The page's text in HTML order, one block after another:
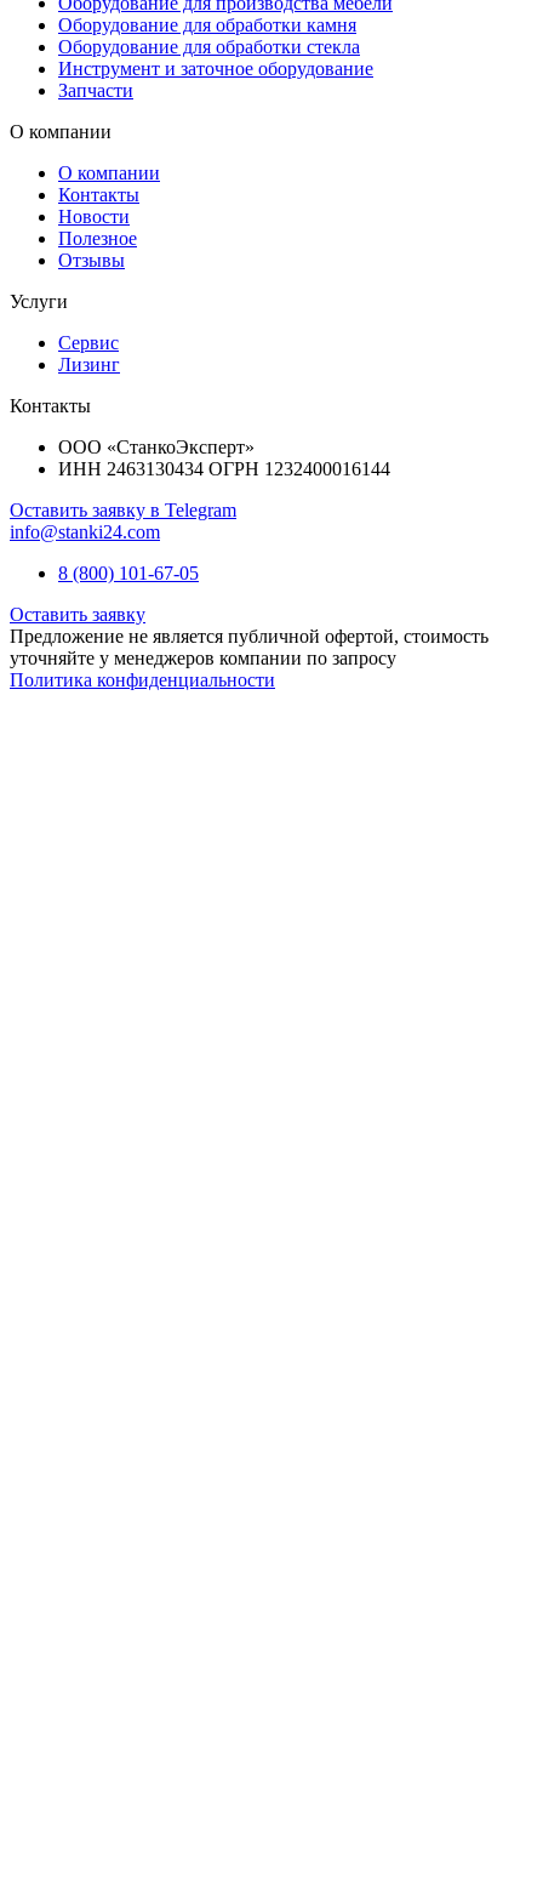
Оборудование для обработки камня
Оборудование для обработки стекла
Инструмент и заточное оборудование
Запчасти
О компании
О компании
Контакты
Новости
Полезное
Отзывы
Услуги
Сервис
Лизинг
Контакты
ООО «СтанкоЭксперт»
ИНН 2463130434 ОГРН 1232400016144
Оставить заявку в Telegram
info@stanki24.com
8 (800) 101-67-05
Оставить заявку
Предложение не является публичной офертой, стоимость
уточняйте у менеджеров компании по запросу
Политика конфиденциальности